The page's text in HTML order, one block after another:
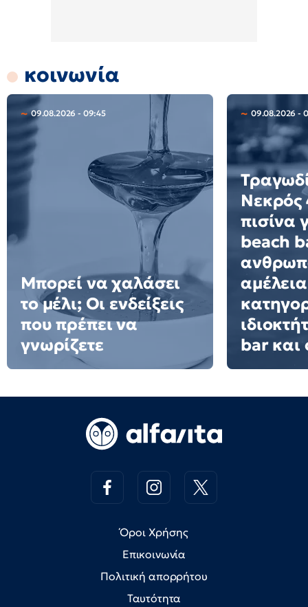
κοινωνία
09.08.2026 - 09:45
Μπορεί να χαλάσει
το μέλι; Οι ενδείξεις
που πρέπει να
γνωρίζετε
09.08.2026 -
Νεκρός
πισίνα
beach
αμέλεια
bar και
Όροι Χρήσης
Επικοινωνία
Πολιτική απορρήτου
Ταυτότητα